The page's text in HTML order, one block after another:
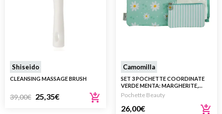
Shiseido
CLEANSING MASSAGE BRUSH
39,00€ 25,35€
Camomilla
SET 3 POCHETTE COORDINATE
VERDE MENTA: MARGHERITE,
RIGHE E TRASPARENTE
Pochette Beauty
26,00€